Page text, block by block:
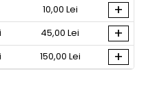
10,00 Lei +
45,00 Lei +
150,00 Lei +